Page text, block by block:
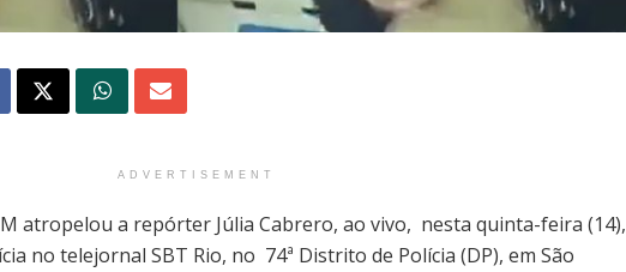
ADVERTISEMENT
atropelou a repórter Júlia Cabrero, ao vivo, nesta quinta-feira (14),
no telejornal SBT Rio, no 74ª Distrito de Polícia (DP), em São